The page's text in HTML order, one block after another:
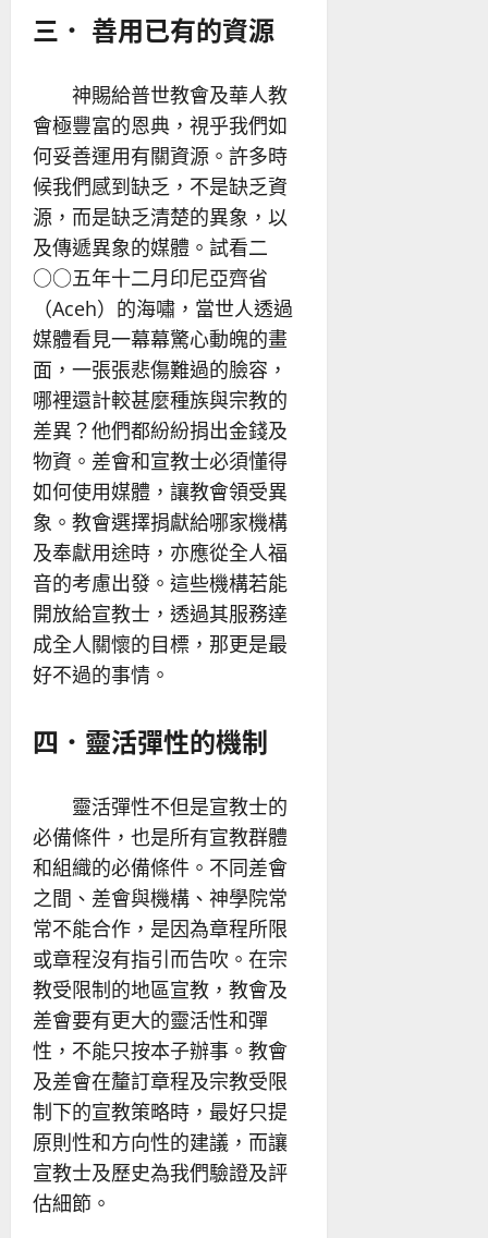
三． 善用已有的資源
神賜給普世教會及華人教
會極豐富的恩典，視乎我們如
何妥善運用有關資源。許多時
候我們感到缺乏，不是缺乏資
源，而是缺乏清楚的異象，以
及傳遞異象的媒體。試看二
○○五年十二月印尼亞齊省
（Aceh）的海嘯，當世人透過
媒體看見一幕幕驚心動魄的畫
面，一張張悲傷難過的臉容，
哪裡還計較甚麼種族與宗教的
差異？他們都紛紛捐出金錢及
物資。差會和宣教士必須懂得
如何使用媒體，讓教會領受異
象。教會選擇捐獻給哪家機構
及奉獻用途時，亦應從全人福
音的考慮出發。這些機構若能
開放給宣教士，透過其服務達
成全人關懷的目標，那更是最
好不過的事情。
四．靈活彈性的機制
靈活彈性不但是宣教士的
必備條件，也是所有宣教群體
和組織的必備條件。不同差會
之間、差會與機構、神學院常
常不能合作，是因為章程所限
或章程沒有指引而告吹。在宗
教受限制的地區宣教，教會及
差會要有更大的靈活性和彈
性，不能只按本子辦事。教會
及差會在釐訂章程及宗教受限
制下的宣教策略時，最好只提
原則性和方向性的建議，而讓
宣教士及歷史為我們驗證及評
估細節。